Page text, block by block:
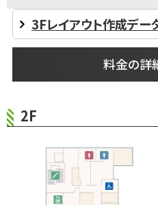
3Fレイアウト作成デ
料金の詳
2F